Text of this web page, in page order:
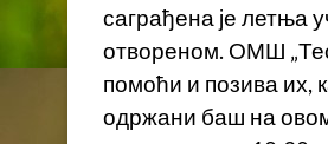
саграђена је летња
отвореном. ОМШ
помоћи и позива их,
одржани баш на овом